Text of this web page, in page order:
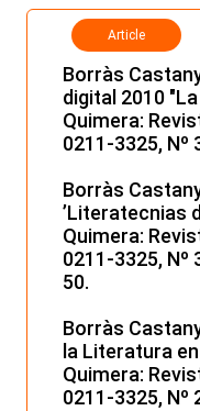
Article
Borràs
digital 2010
Quimera:
0211-3325, Nº
Borràs
’Literatecnias
Quimera:
0211-3325, Nº
50.
Borràs
la Literatura
Quimera:
0211-3325, Nº